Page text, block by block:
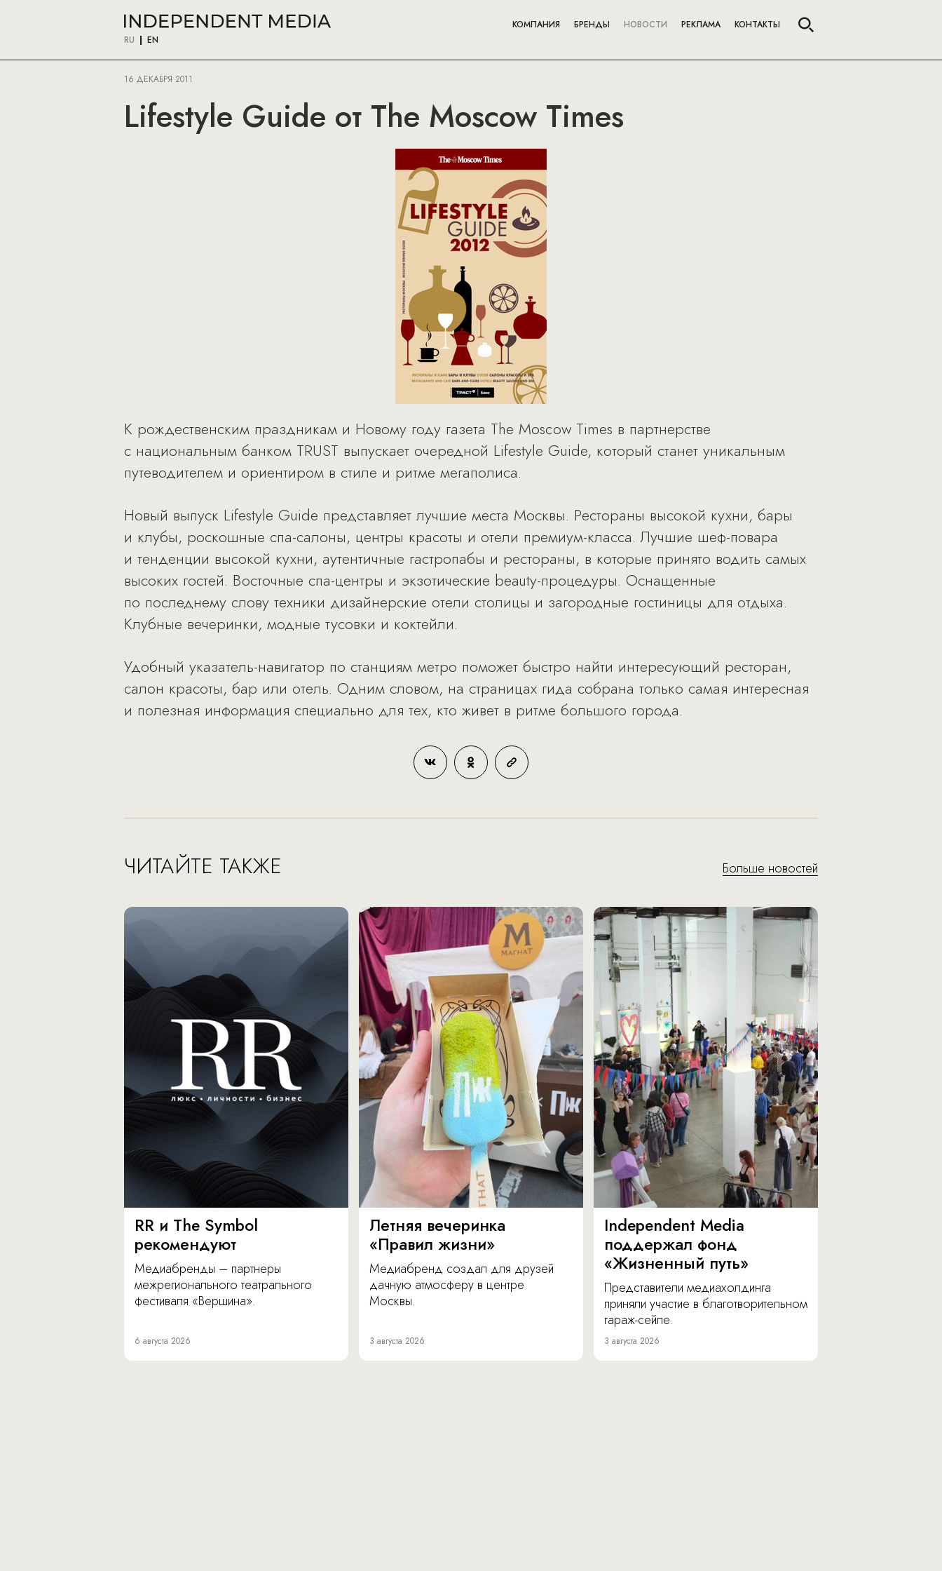
RU EN
КОМПАНИЯ БРЕНДЫ НОВОСТИ РЕКЛАМА КОНТАКТЫ
16 ДЕКАБРЯ 2011
Lifestyle Guide от The Moscow Times
К рождественским праздникам и Новому году газета The Moscow Times в партнерстве
с национальным банком TRUST выпускает очередной Lifestyle Guide, который станет уникальным
путеводителем и ориентиром в стиле и ритме мегаполиса.
Новый выпуск Lifestyle Guide представляет лучшие места Москвы. Рестораны высокой кухни, бары
и клубы, роскошные спа-салоны, центры красоты и отели премиум-класса. Лучшие шеф-повара
и тенденции высокой кухни, аутентичные гастропабы и рестораны, в которые принято водить самых
высоких гостей. Восточные спа-центры и экзотические beauty-процедуры. Оснащенные
по последнему слову техники дизайнерские отели столицы и загородные гостиницы для отдыха.
Клубные вечеринки, модные тусовки и коктейли.
Удобный указатель-навигатор по станциям метро поможет быстро найти интересующий ресторан,
салон красоты, бар или отель. Одним словом, на страницах гида собрана только самая интересная
и полезная информация специально для тех, кто живет в ритме большого города.
ЧИТАЙТЕ ТАКЖЕ Больше новостей
RR и The Symbol
рекомендуют
Медиабренды – партнеры
межрегионального театрального
фестиваля «Вершина».
6 августа 2026
Летняя вечеринка
«Правил жизни»
Медиабренд создал для друзей
дачную атмосферу в центре
Москвы.
3 августа 2026
Independent Media
поддержал фонд
«Жизненный путь»
Представители медиахолдинга
приняли участие в благотворительном
гараж-сейле.
3 августа 2026